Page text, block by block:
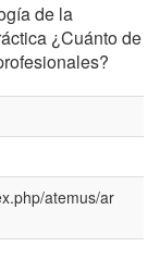
de la
¿Cuánto de
atemus/ar